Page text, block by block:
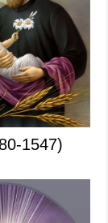
1547)